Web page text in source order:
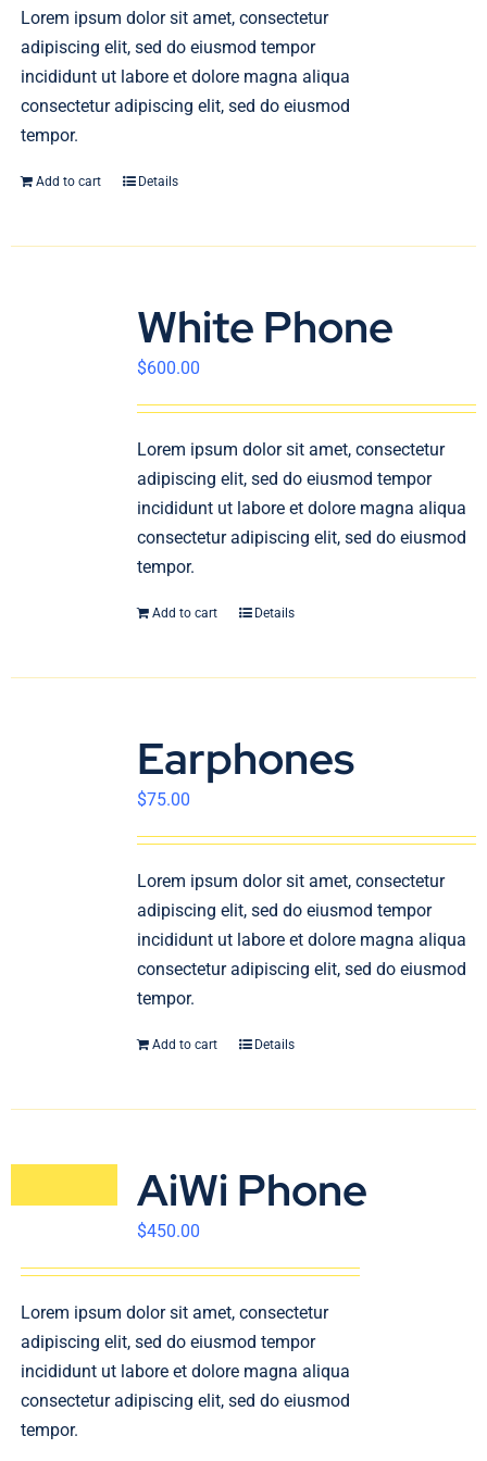
Lorem ipsum dolor sit amet, consectetur
adipiscing elit, sed do eiusmod tempor
incididunt ut labore et dolore magna aliqua
consectetur adipiscing elit, sed do eiusmod
tempor.
Add to cart Details
White Phone
$600.00
Lorem ipsum dolor sit amet, consectetur
adipiscing elit, sed do eiusmod tempor
incididunt ut labore et dolore magna aliqua
consectetur adipiscing elit, sed do eiusmod
tempor.
Add to cart Details
Earphones
$75.00
Lorem ipsum dolor sit amet, consectetur
adipiscing elit, sed do eiusmod tempor
incididunt ut labore et dolore magna aliqua
consectetur adipiscing elit, sed do eiusmod
tempor.
Add to cart Details
AiWi Phone
$450.00
Lorem ipsum dolor sit amet, consectetur
adipiscing elit, sed do eiusmod tempor
incididunt ut labore et dolore magna aliqua
consectetur adipiscing elit, sed do eiusmod
tempor.